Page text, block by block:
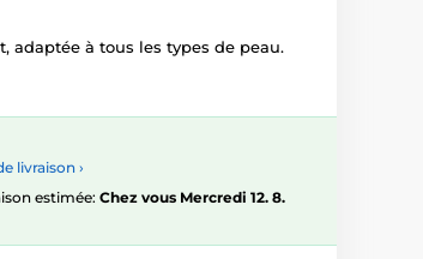
adaptée à tous les types de peau.
livraison ›
estimée: Chez vous Mercredi 12. 8.